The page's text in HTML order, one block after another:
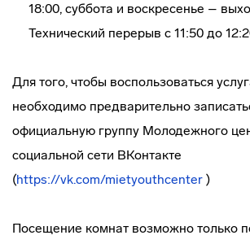
18:00, суббота и воскресенье –
Технический перерыв с 11:50 до
Для того, чтобы воспользоваться
необходимо предварительно
официальную группу Молодежного
социальной сети ВКонтакте
(https://vk.com/mietyouthcenter )
Посещение комнат возможно только